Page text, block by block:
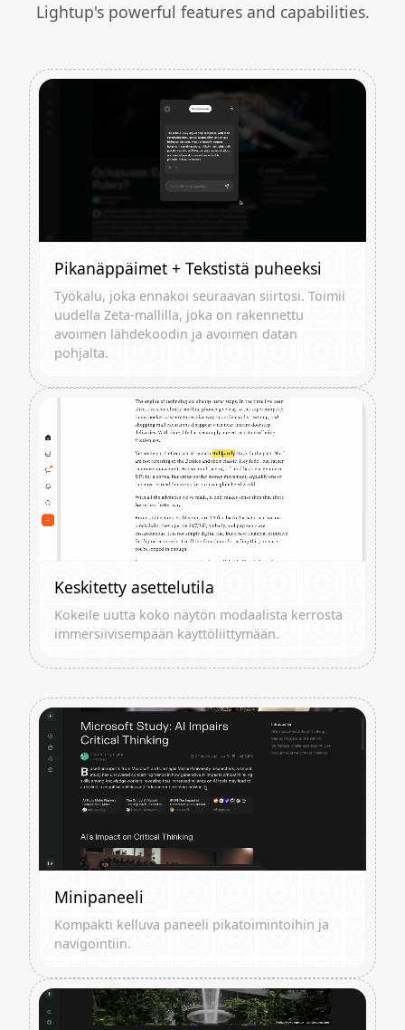
Lightup's powerful features and capabilities.
Pikanäppäimet + Tekstistä puheeksi
Työkalu, joka ennakoi seuraavan siirtosi. Toimii
uudella Zeta-mallilla, joka on rakennettu
avoimen lähdekoodin ja avoimen datan
pohjalta.
Keskitetty asettelutila
Kokeile uutta koko näytön modaalista kerrosta
immersiivisempään käyttöliittymään.
Minipaneeli
Kompakti kelluva paneeli pikatoimintoihin ja
navigointiin.